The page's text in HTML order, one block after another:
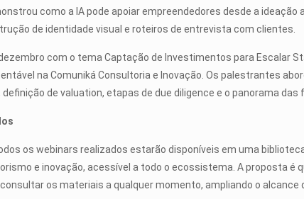
como a IA pode apoiar empreendedores desde a
de identidade visual e roteiros de entrevista com clientes.
com o tema Captação de Investimentos para Escalar
na Comuniká Consultoria e Inovação. Os palestrantes
de valuation, etapas de due diligence e o panorama das
os webinars realizados estarão disponíveis em uma
e inovação, acessível a todo o ecossistema. A proposta
os materiais a qualquer momento, ampliando o alcance